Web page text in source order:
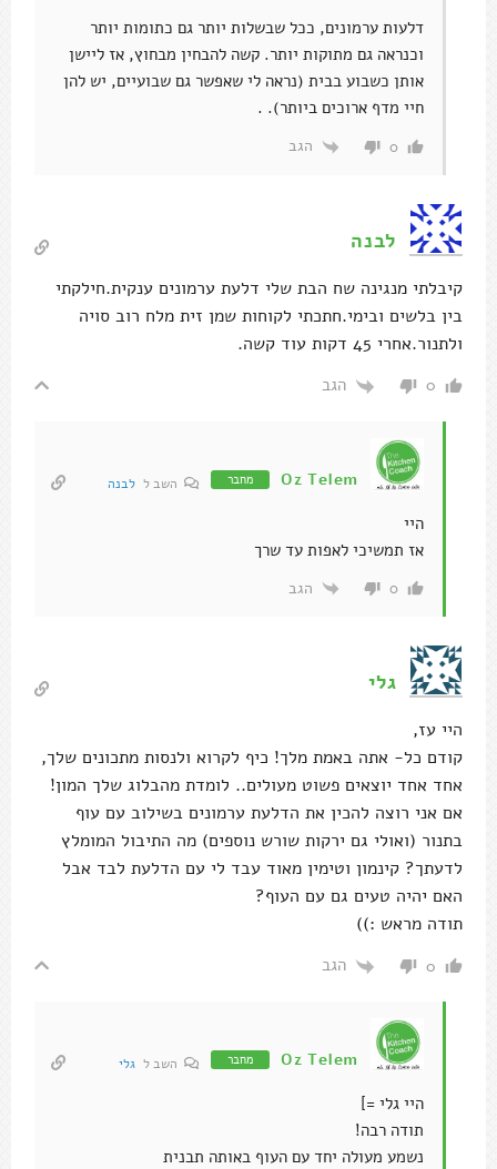
דלעות ערמונים, ככל שבשלות יותר גם כתומות יותר
וכנראה גם מתוקות יותר. קשה להבחין מבחוץ, אז ליישן
אותן כשבוע בבית (נראה לי שאפשר גם שבועיים, יש להן
חיי מדף ארוכים ביותר). .
0 הגב
לבנה
קיבלתי מנגינה שח הבת שלי דלעת ערמונים ענקית.חילקתי
בין בלשים ובימי.חתכתי לקוחות שמן זית מלח רוב סויה
ולתנור.אחרי 45 דקות עוד קשה.
0 הגב
Oz Telem מחבר השב ל לבנה
היי
אז תמשיכי לאפות עד שרך
0 הגב
גלי
היי עז,
קודם כל- אתה באמת מלך! כיף לקרוא ולנסות מתכונים שלך,
אחד אחד יוצאים פשוט מעולים.. לומדת מהבלוג שלך המון!
אם אני רוצה להכין את הדלעת ערמונים בשילוב עם עוף
בתנור (ואולי גם ירקות שורש נוספים) מה התיבול המומלץ
לדעתך? קינמון וטימין מאוד עבד לי עם הדלעת לבד אבל
האם יהיה טעים גם עם העוף?
תודה מראש :))
0 הגב
Oz Telem מחבר השב ל גלי
היי גלי =]
תודה רבה!
נשמע מעולה יחד עם העוף באותה תבנית